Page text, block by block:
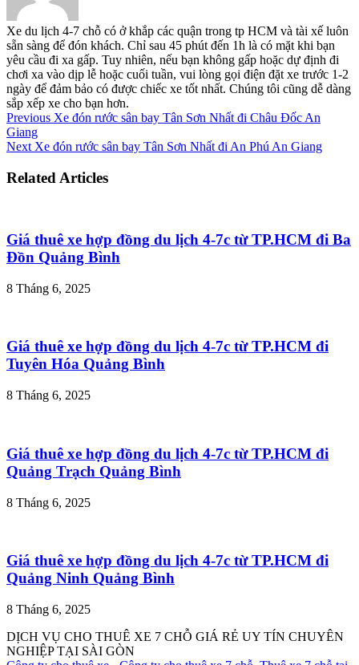
Xe du lịch 4-7 chỗ có ở khắp các quận trong tp HCM và tài xế luôn
sẵn sàng để đón khách. Chỉ sau 45 phút đến 1h là có mặt khi bạn
yêu cầu đi xa gấp. Tuy nhiên, nếu bạn không gấp hoặc dự định đi
chơi xa vào dịp lễ hoặc cuối tuần, vui lòng gọi điện đặt xe trước 1-2
ngày để đảm bảo có được chiếc xe tốt nhất. Chúng tôi cũng dễ dàng
sắp xếp xe cho bạn hơn.
Previous Xe đón rước sân bay Tân Sơn Nhất đi Châu Đốc An
Giang
Next Xe đón rước sân bay Tân Sơn Nhất đi An Phú An Giang
Related Articles
Giá thuê xe hợp đồng du lịch 4-7c từ TP.HCM đi Ba
Đồn Quảng Bình
8 Tháng 6, 2025
Giá thuê xe hợp đồng du lịch 4-7c từ TP.HCM đi
Tuyên Hóa Quảng Bình
8 Tháng 6, 2025
Giá thuê xe hợp đồng du lịch 4-7c từ TP.HCM đi
Quảng Trạch Quảng Bình
8 Tháng 6, 2025
Giá thuê xe hợp đồng du lịch 4-7c từ TP.HCM đi
Quảng Ninh Quảng Bình
8 Tháng 6, 2025
DỊCH VỤ CHO THUÊ XE 7 CHỖ GIÁ RẺ UY TÍN CHUYÊN
NGHIỆP TẠI SÀI GÒN